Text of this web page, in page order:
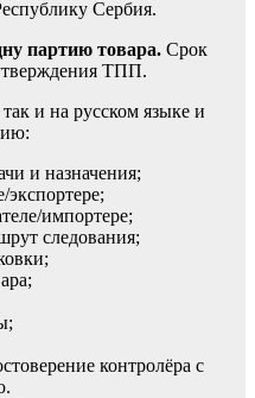
Сербия.
партию товара. Срок
ТПП.
и на русском языке и
и назначения;
экспортере;
импортере;
следования;
контролёра с